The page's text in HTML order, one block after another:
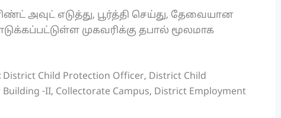
அவுட் எடுத்து, பூர்த்தி செய்து, தேவையான
முகவரிக்கு தபால் மூலமாக
District Child Protection Officer, District Child
-II, Collectorate Campus, District Employment